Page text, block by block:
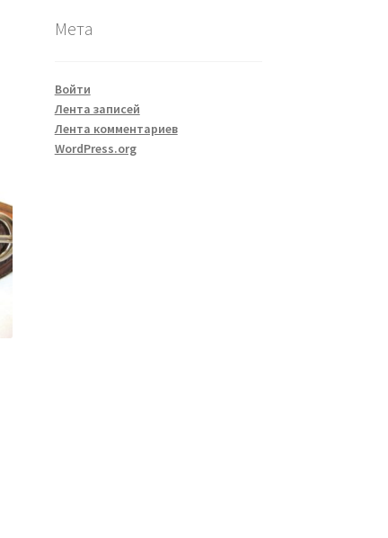
Мета
Войти
Лента записей
Лента комментариев
WordPress.org